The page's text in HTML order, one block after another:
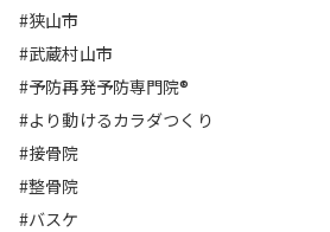
#狭山市
#武蔵村山市
#予防再発予防専門院®︎
#より動けるカラダつくり
#接骨院
#整骨院
#バスケ